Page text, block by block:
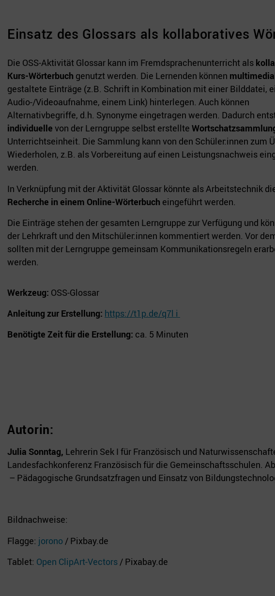
Einsatz des Glossars als kollaboratives
Die OSS-Aktivität Glossar kann im Fremdsprachenunterricht als
Kurs-Wörterbuch genutzt werden. Die Lernenden können
gestaltete Einträge (z.B. Schrift in Kombination mit einer Bilddatei,
Audio-/Videoaufnahme, einem Link) hinterlegen. Auch können
Alternativbegriffe, d.h. Synonyme eingetragen werden. Dadurch
individuelle von der Lerngruppe selbst erstellte
Unterrichtseinheit. Die Sammlung kann von den Schüler:innen zum
Wiederholen, z.B. als Vorbereitung auf einen Leistungsnachweis
werden.
In Verknüpfung mit der Aktivität Glossar könnte als Arbeitstechnik
Recherche in einem Online-Wörterbuch eingeführt werden.
Die Einträge stehen der gesamten Lerngruppe zur Verfügung und
der Lehrkraft und den Mitschüler:innen kommentiert werden. Vor
sollten mit der Lerngruppe gemeinsam Kommunikationsregeln
werden.
Werkzeug: OSS-Glossar
Anleitung zur Erstellung: https://t1p.de/q7l i
Benötigte Zeit für die Erstellung: ca. 5 Minuten
Autorin:
Julia Sonntag, Lehrerin Sek I für Französisch und
Landesfachkonferenz Französisch für die Gemeinschaftsschulen.
– Pädagogische Grundsatzfragen und Einsatz von
Bildnachweise:
Flagge: jorono / Pixbay.de
Tablet: Open ClipArt-Vectors / Pixabay.de